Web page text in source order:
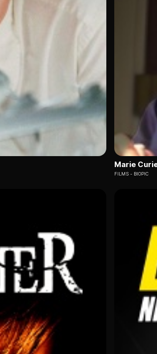
Marie
FILMS BIOPIC